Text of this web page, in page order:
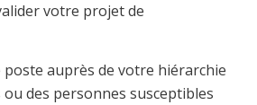
votre projet de
poste auprès de votre hiérarchie
des personnes susceptibles